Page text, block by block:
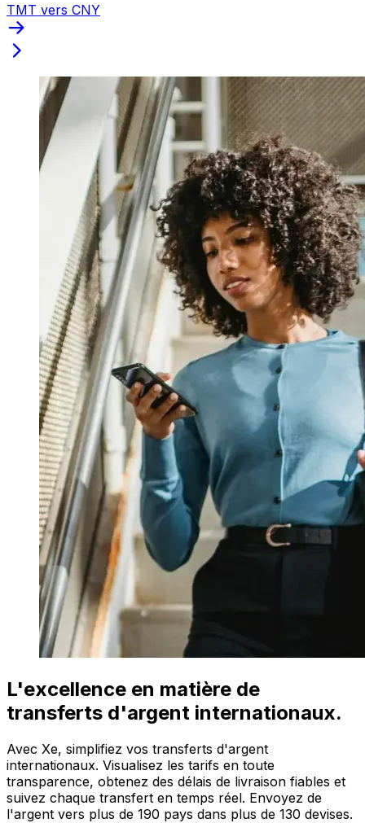
TMT vers CNY
L'excellence en matière de
transferts d'argent internationaux.
Avec Xe, simplifiez vos transferts d'argent
internationaux. Visualisez les tarifs en toute
transparence, obtenez des délais de livraison fiables et
suivez chaque transfert en temps réel. Envoyez de
l'argent vers plus de 190 pays dans plus de 130 devises.